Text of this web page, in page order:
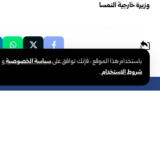
باستخدام هذا الموقع ، فإنك توافق علىسياسة الخصوصيةو
شروط الاستخدام.
وزيرة خارجية النمسا